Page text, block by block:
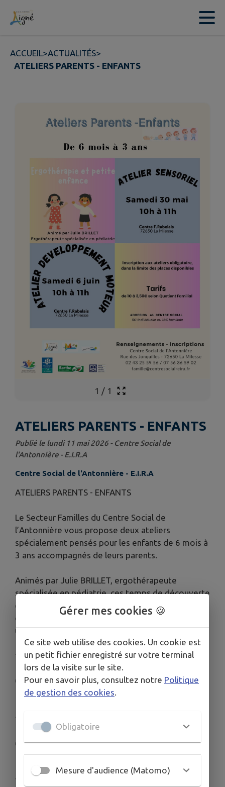
Contenu
ACCUEIL>ACTUALITÉS>
ATELIERS PARENTS - ENFANTS
1 / 1
ATELIERS PARENTS - ENFANTS
Publié le lundi 11 mai 2026 - Centre Social de
l'Antonnière - E.I.R.A
Centre Social de l'Antonnière - E.I.R.A
ATELIERS PARENTS - ENFANTS
Le Secteur Familles du Centre Social de
l’Antonnière vous propose deux ateliers
spécialement pensés pour les enfants de 6 mois à
3 ans accompagnés de leurs parents.
Animés par Julie BRILLET, ergothérapeute
spécialisée en pédiatrie, ces temps de découverte
et de partage permettent de stimuler le
développement de votre enfant tout en passant
un moment privilégié ensemble.
✨ ATELIER SENSORIEL
📅 Samedi 30 mai
🕙 De 10h à 11h
📍 Centre F. Rabelais – 72650 La Milesse
✨ ATELIER DEVELOPPEMENT MOTEUR
📅 Samedi 6 juin
🕙 De 10h à 11h
📍 Centre F. Rabelais – 72650 La Milesse
Tarifs : de 1€ à 3,50€ selon le quotient familial
Gérer mes cookies 🍪
Ce site web utilise des cookies. Un cookie est
un petit fichier enregistré sur votre terminal
lors de la visite sur le site.
Pour en savoir plus, consultez notre Politique
de gestion des cookies
Obligatoire
Mesure d'audience (Matomo)